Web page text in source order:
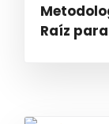
Raíz